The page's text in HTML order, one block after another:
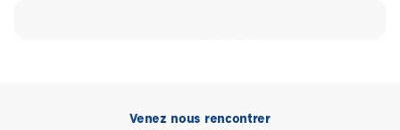
Venez nous rencontrer